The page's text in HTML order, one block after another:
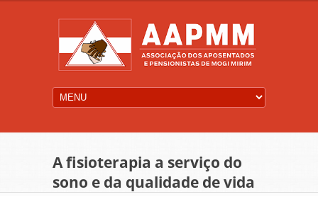
A fisioterapia a serviço do
sono e da qualidade de vida